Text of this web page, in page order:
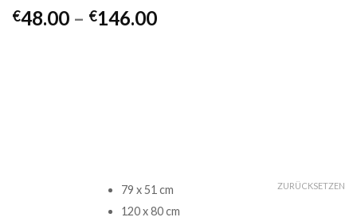
€48.00 – €146.00Preisspanne:
79 x 51 cm
120 x 80 cm
ZURÜCKSETZEN